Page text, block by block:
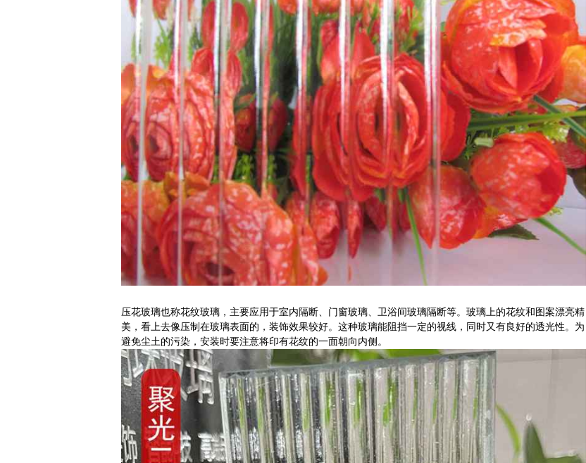
压花玻璃也称花纹玻璃，主要应用于室内隔断、门窗玻璃、卫浴间玻璃隔断等。玻璃上的花纹和图案漂亮精
美，看上去像压制在玻璃表面的，装饰效果较好。这种玻璃能阻挡一定的视线，同时又有良好的透光性。为
避免尘土的污染，安装时要注意将印有花纹的一面朝向内侧。